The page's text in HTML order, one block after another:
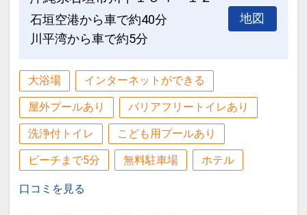
石垣空港から車で約40分
川平湾から車で約5分
地図
大浴場 インターネットができる
屋外プールあり バリアフリートイレあり
洗浄付トイレ こども用プールあり
ビーチまで5分 無料駐車場 ホテル
口コミを見る